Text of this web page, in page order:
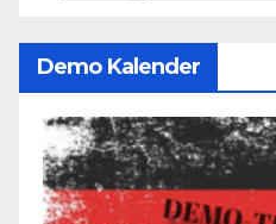
Demo Kalender